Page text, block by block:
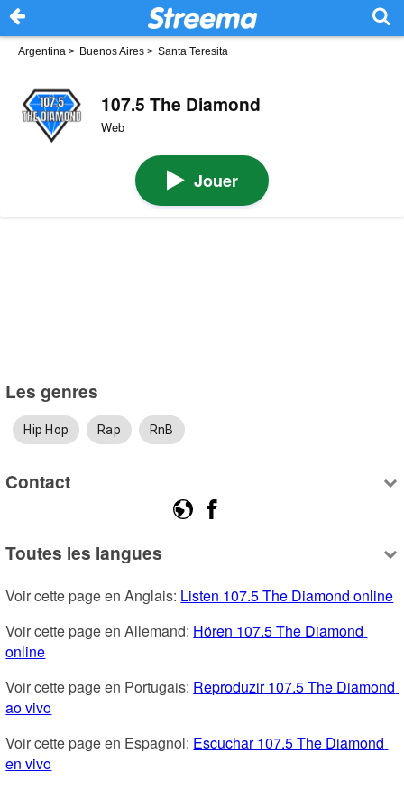
Argentina > Buenos Aires > Santa Teresita
107.5 The Diamond
Web
Jouer
Les genres
Hip Hop Rap RnB
Contact
Toutes les langues
Voir cette page en Anglais: Listen 107.5 The Diamond online
Voir cette page en Allemand: Hören 107.5 The Diamond
online
Voir cette page en Portugais: Reproduzir 107.5 The Diamond
ao vivo
Voir cette page en Espagnol: Escuchar 107.5 The Diamond
en vivo